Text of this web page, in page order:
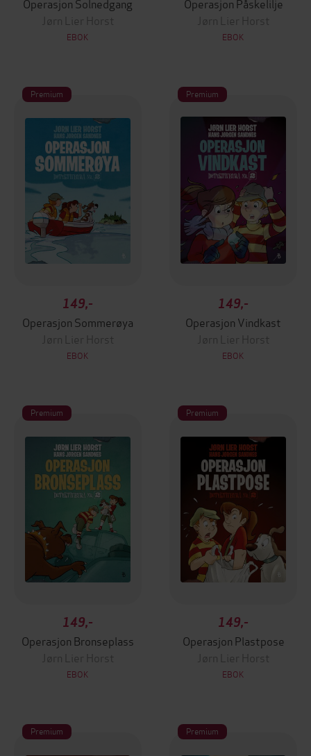
Jørn Lier Horst
EBOK
Jørn Lier Horst
EBOK
Premium
149,-
Operasjon Sommerøya
Jørn Lier Horst
EBOK
Premium
149,-
Operasjon Vindkast
Jørn Lier Horst
EBOK
Premium
149,-
Operasjon Bronseplass
Jørn Lier Horst
EBOK
Premium
149,-
Operasjon Plastpose
Jørn Lier Horst
EBOK
Premium Premium